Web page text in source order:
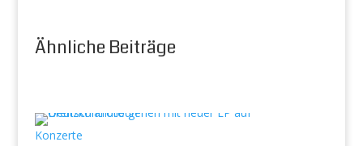
Ähnliche Beiträge
Konzerte